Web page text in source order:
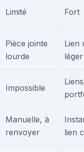
Limité Fort
Pièce jointe
lourde
Lien
léger
Impossible
Manuelle, à
renvoyer
lien